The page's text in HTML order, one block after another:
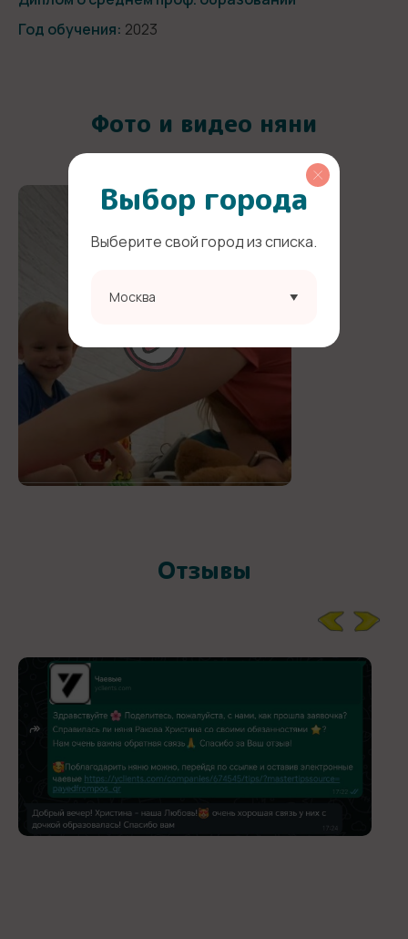
Год обучения: 2023
Фото и видео няни
Отзывы
Выбор города
Выберите свой город из списка.
Москва